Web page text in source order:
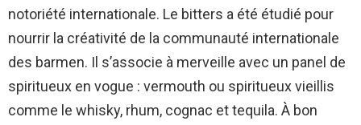
notoriété internationale. Le bitters a été étudié pour
nourrir la créativité de la communauté internationale
des barmen. Il s’associe à merveille avec un panel de
spiritueux en vogue : vermouth ou spiritueux vieillis
comme le whisky, rhum, cognac et tequila. À bon